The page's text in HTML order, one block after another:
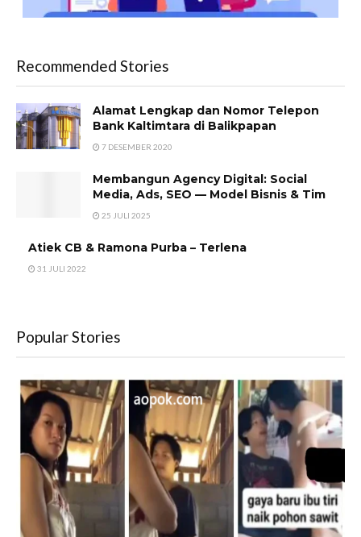
Recommended Stories
Alamat Lengkap dan Nomor Telepon
Bank Kaltimtara di Balikpapan
7 DESEMBER 2020
Membangun Agency Digital: Social
Media, Ads, SEO — Model Bisnis & Tim
25 JULI 2025
Atiek CB & Ramona Purba – Terlena
31 JULI 2022
Popular Stories